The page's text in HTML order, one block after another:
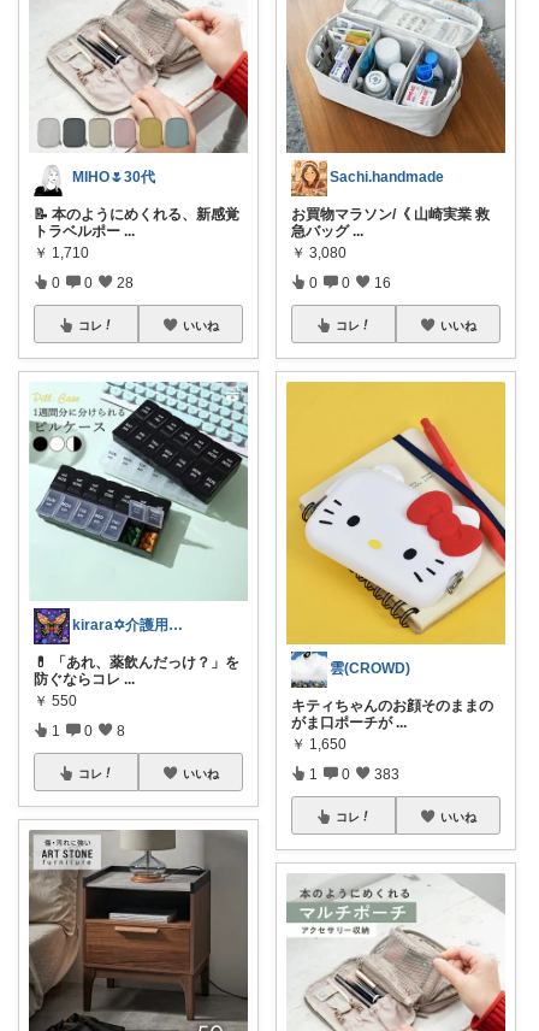
MIHO🌷30代
📝 本のようにめくれる、新感覚
トラベルポー ...
￥ 1,710
0 0 28
コレ いいね
kirara✡介護用品🌈
💊 「あれ、薬飲んだっけ？」を
防ぐならコレ ...
￥ 550
1 0 8
コレ いいね
Sachi.handmade
お買物マラソン/《 山崎実業 救
急バッグ...
￥ 3,080
0 0 16
コレ いいね
雲(CROWD)
キティちゃんのお顔そのままの
がま口ポーチが ...
￥ 1,650
1 0 383
コレ いいね